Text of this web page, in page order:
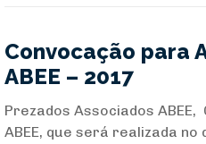
Convocação para
ABEE – 2017
Prezados Associados
ABEE, que será realizada